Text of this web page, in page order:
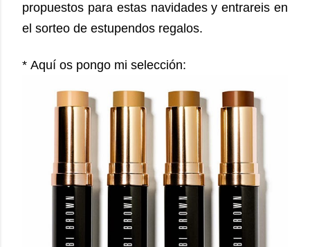
propuestos para estas navidades y entrareis en
el sorteo de estupendos regalos.
* Aquí os pongo mi selección: